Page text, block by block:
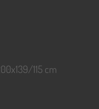
115 cm